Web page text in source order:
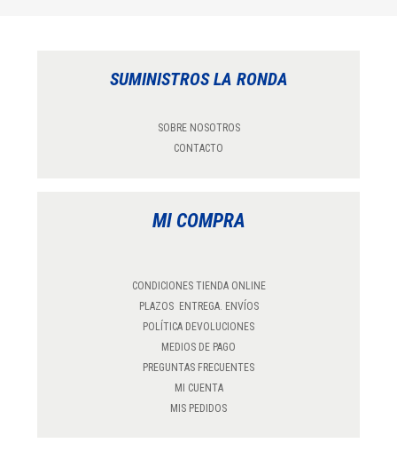
SUMINISTROS LA RONDA
SOBRE NOSOTROS
CONTACTO
MI COMPRA
CONDICIONES TIENDA ONLINE
PLAZOS ENTREGA. ENVÍOS
POLÍTICA DEVOLUCIONES
MEDIOS DE PAGO
PREGUNTAS FRECUENTES
MI CUENTA
MIS PEDIDOS